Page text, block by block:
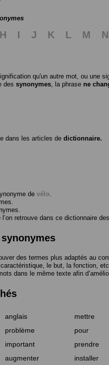
H I J K L M N
qu'un autre mot, ou une
des synonymes , la phrase ne
dans les articles de dictionnaire.
de vélo
retrouve dans ce dictionnaire
des termes plus adaptés au
le but, la fonction,
dans le même texte afin
anglais mettre
problème pour
important prendre
augmenter installer